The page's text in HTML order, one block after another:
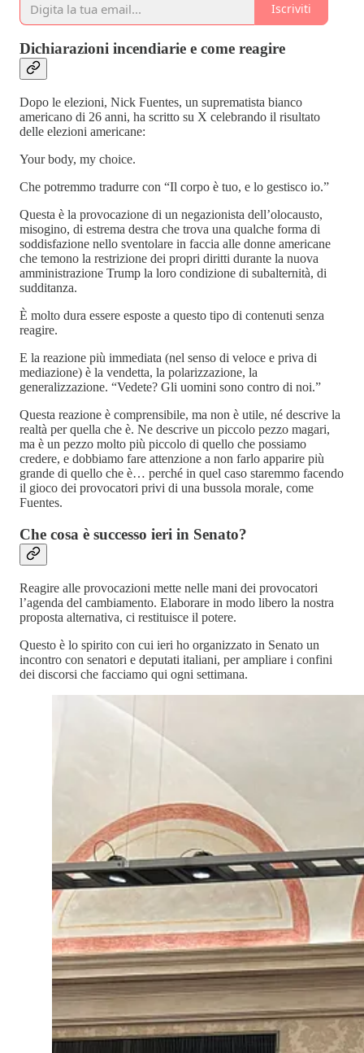
Iscriviti
Dichiarazioni incendiarie e come reagire
Dopo le elezioni, Nick Fuentes, un suprematista bianco
americano di 26 anni, ha scritto su X celebrando il risultato
delle elezioni americane:
Your body, my choice.
Che potremmo tradurre con “Il corpo è tuo, e lo gestisco io.”
Questa è la provocazione di un negazionista dell’olocausto,
misogino, di estrema destra che trova una qualche forma di
soddisfazione nello sventolare in faccia alle donne americane
che temono la restrizione dei propri diritti durante la nuova
amministrazione Trump la loro condizione di subalternità, di
sudditanza.
È molto dura essere esposte a questo tipo di contenuti senza
reagire.
E la reazione più immediata (nel senso di veloce e priva di
mediazione) è la vendetta, la polarizzazione, la
generalizzazione. “Vedete? Gli uomini sono contro di noi.”
Questa reazione è comprensibile, ma non è utile, né descrive la
realtà per quella che è. Ne descrive un piccolo pezzo magari,
ma è un pezzo molto più piccolo di quello che possiamo
credere, e dobbiamo fare attenzione a non farlo apparire più
grande di quello che è… perché in quel caso staremmo facendo
il gioco dei provocatori privi di una bussola morale, come
Fuentes.
Che cosa è successo ieri in Senato?
Reagire alle provocazioni mette nelle mani dei provocatori
l’agenda del cambiamento. Elaborare in modo libero la nostra
proposta alternativa, ci restituisce il potere.
Questo è lo spirito con cui ieri ho organizzato in Senato un
incontro con senatori e deputati italiani, per ampliare i confini
dei discorsi che facciamo qui ogni settimana.